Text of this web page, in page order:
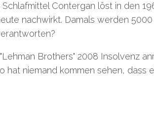
Contergan löst in den
nachwirkt. Damals werden 5000
Brothers" 2008 Insolvenz
hat niemand kommen sehen, dass